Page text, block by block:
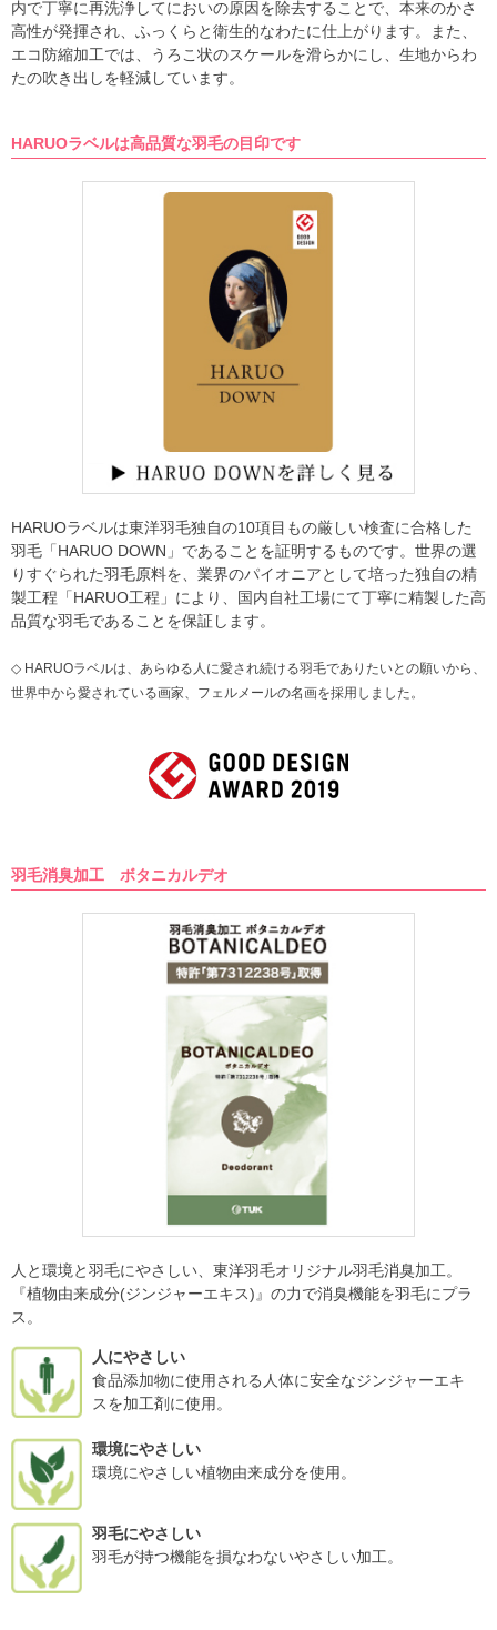
内で丁寧に再洗浄してにおいの原因を除去することで、本来のかさ
高性が発揮され、ふっくらと衛生的なわたに仕上がります。また、
エコ防縮加工では、うろこ状のスケールを滑らかにし、生地からわ
たの吹き出しを軽減しています。
HARUOラベルは高品質な羽毛の目印です
HARUOラベルは東洋羽毛独自の10項目もの厳しい検査に合格した
羽毛「HARUO DOWN」であることを証明するものです。世界の選
りすぐられた羽毛原料を、業界のパイオニアとして培った独自の精
製工程「HARUO工程」により、国内自社工場にて丁寧に精製した高
品質な羽毛であることを保証します。
◇ HARUOラベルは、あらゆる人に愛され続ける羽毛でありたいとの願いから、
世界中から愛されている画家、フェルメールの名画を採用しました。
羽毛消臭加工 ボタニカルデオ
人と環境と羽毛にやさしい、東洋羽毛オリジナル羽毛消臭加工。
『植物由来成分(ジンジャーエキス)』の力で消臭機能を羽毛にプラ
ス。
人にやさしい
食品添加物に使用される人体に安全なジンジャーエキ
スを加工剤に使用。
環境にやさしい
環境にやさしい植物由来成分を使用。
羽毛にやさしい
羽毛が持つ機能を損なわないやさしい加工。